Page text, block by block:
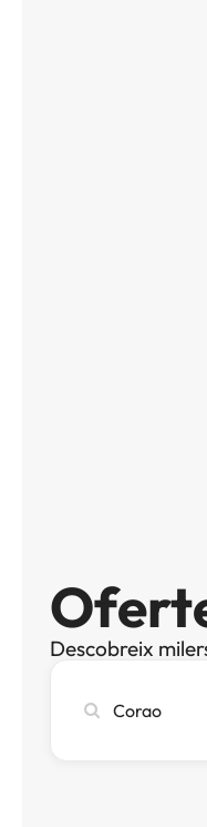
Descobreix
ciutat,